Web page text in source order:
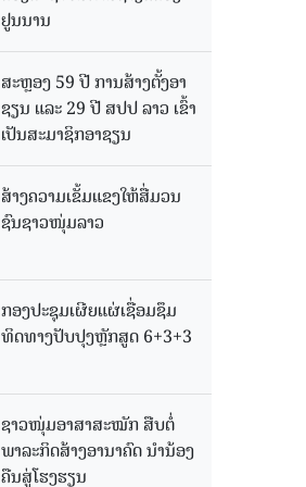
ຢູນນານ
ສະຫຼອງ 59 ປີ ການສ້າງຕັ້ງອາ
ຊຽນ ແລະ 29 ປີ ສປປ ລາວ ເຂົ້າ
ເປັນສະມາຊິກອາຊຽນ
ສ້າງຄວາມເຂັ້ມແຂງໃຫ້ສື່ມວນ
ຊົນຊາວໜຸ່ມລາວ
ກອງປະຊຸມເຜີຍແຜ່ເຊື່ອມຊຶມ
ທິດທາງປັບປຸງຫຼັກສູດ 6+3+3
ຊາວໜຸ່ມອາສາສະໝັກ ສືບຕໍ່
ພາລະກິດສ້າງອານາຄົດ ນໍານ້ອງ
ຄືນສູ່ໂຮງຮຽນ